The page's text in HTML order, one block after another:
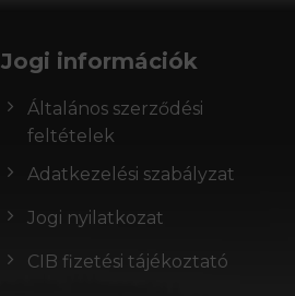
Jogi információk
Általános szerződési
feltételek
Adatkezelési szabályzat
Jogi nyilatkozat
CIB fizetési tájékoztató